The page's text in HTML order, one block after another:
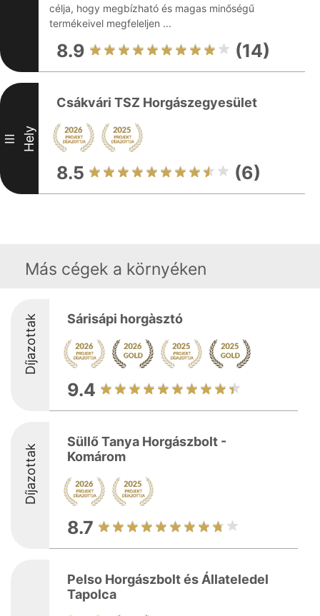
célja, hogy megbízható és magas minőségű
termékeivel megfeleljen ...
8.9 (14)
III Hely
Csákvári TSZ Horgászegyesület
8.5 (6)
Más cégek a környéken
Díjazottak Sárisápi horgàsztó
9.4
Díjazottak
Süllő Tanya Horgászbolt -
Komárom
8.7
Pelso Horgászbolt és Állateledel
Tapolca